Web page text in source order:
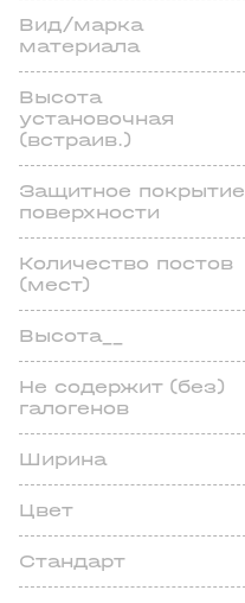
Вид/марка
материала
Высота
установочная
(встраив.)
Защитное покрытие
поверхности
Количество постов
(мест)
Высота__
Не содержит (без)
галогенов
Ширина
Цвет
Стандарт